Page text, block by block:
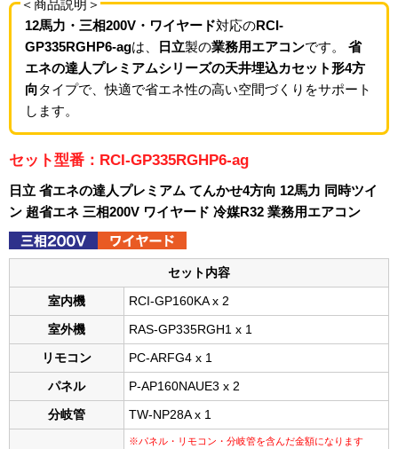
＜商品説明＞
12馬力・三相200V・ワイヤード対応のRCI-
GP335RGHP6-agは、 日立製の業務用エアコンです。 省
エネの達人プレミアムシリーズの天井埋込カセット形4方
向タイプで、快適で省エネ性の高い空間づくりをサポート
します。
セット型番：RCI-GP335RGHP6-ag
日立 省エネの達人プレミアム てんかせ4方向 12馬力 同時ツイ
ン 超省エネ 三相200V ワイヤード 冷媒R32 業務用エアコン
セット内容
室内機 RCI-GP160KA x 2
室外機 RAS-GP335RGH1 x 1
リモコン PC-ARFG4 x 1
パネル P-AP160NAUE3 x 2
分岐管 TW-NP28A x 1
※パネル・リモコン・分岐管を含んだ金額になります